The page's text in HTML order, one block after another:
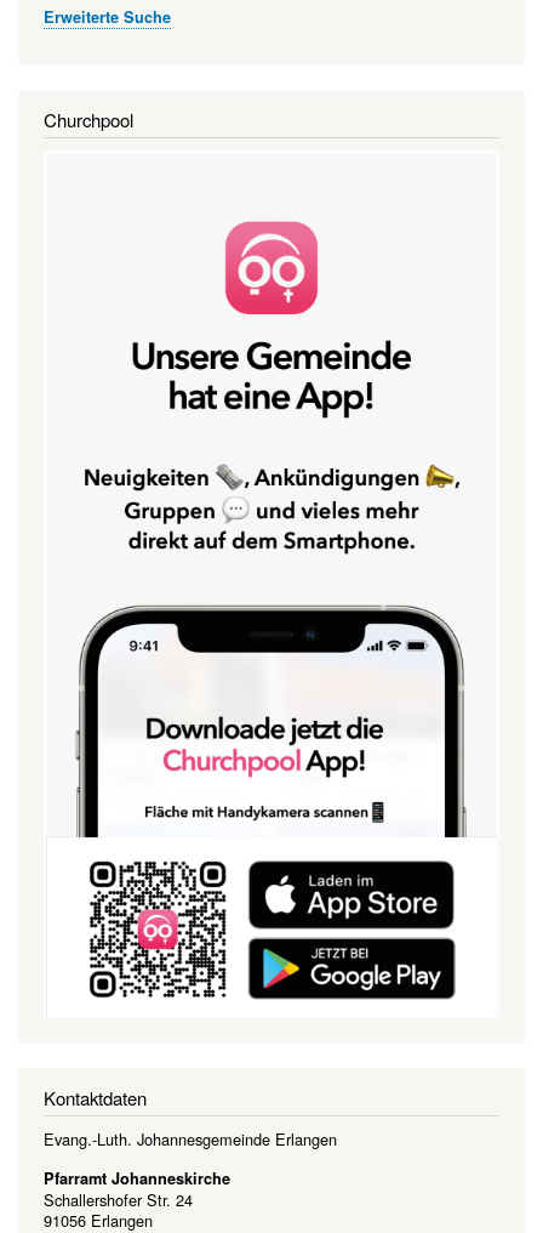
Erweiterte Suche
Churchpool
Kontaktdaten
Evang.-Luth. Johannesgemeinde Erlangen
Pfarramt Johanneskirche
Schallershofer Str. 24
91056 Erlangen